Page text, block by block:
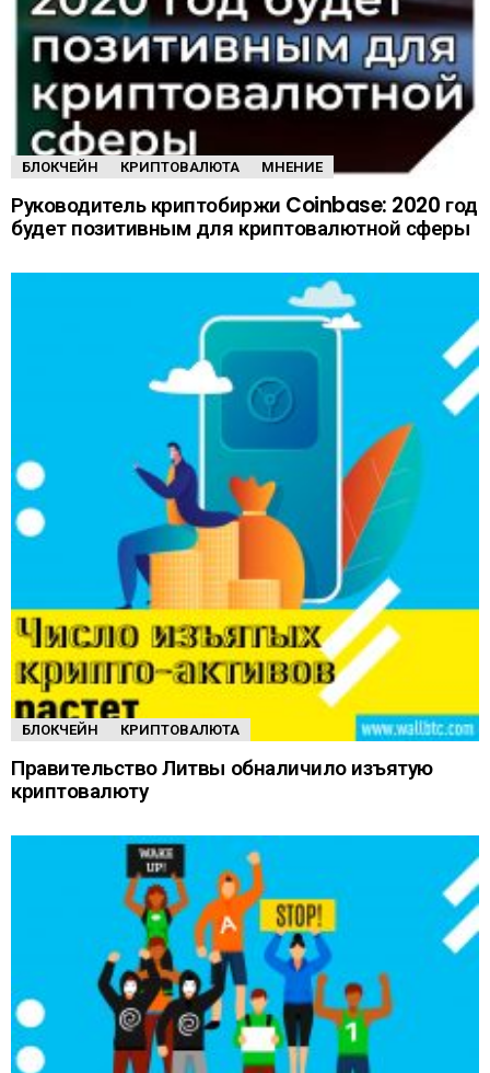
БЛОКЧЕЙН КРИПТОВАЛЮТА МНЕНИЕ
Руководитель криптобиржи Coinbase: 2020 год
будет позитивным для криптовалютной сферы
БЛОКЧЕЙН КРИПТОВАЛЮТА
Правительство Литвы обналичило изъятую
криптовалюту